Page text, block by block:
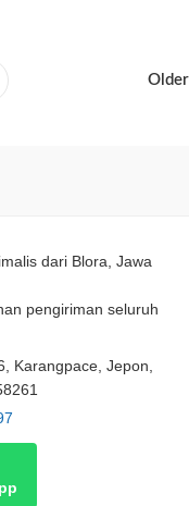
Older
dari Blora, Jawa
pengiriman seluruh
Karangpace, Jepon,